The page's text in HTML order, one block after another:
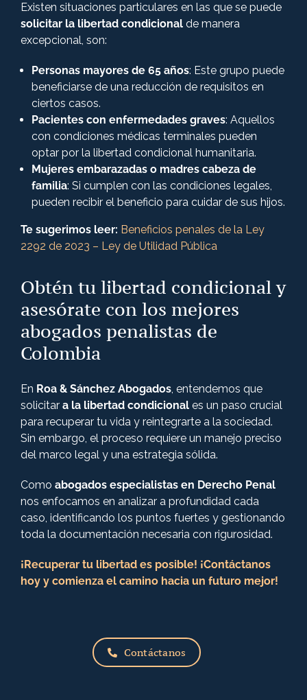
Existen situaciones particulares en las que se puede
solicitar la libertad condicional de manera
excepcional, son:
Personas mayores de 65 años: Este grupo puede
beneficiarse de una reducción de requisitos en
ciertos casos.
Pacientes con enfermedades graves: Aquellos
con condiciones médicas terminales pueden
optar por la libertad condicional humanitaria.
Mujeres embarazadas o madres cabeza de
familia: Si cumplen con las condiciones legales,
pueden recibir el beneficio para cuidar de sus hijos​.
Te sugerimos leer: Beneficios penales de la Ley
2292 de 2023 – Ley de Utilidad Pública
Obtén tu libertad condicional y
asesórate con los mejores
abogados penalistas de
Colombia
En Roa & Sánchez Abogados, entendemos que
solicitar a la libertad condicional es un paso crucial
para recuperar tu vida y reintegrarte a la sociedad.
Sin embargo, el proceso requiere un manejo preciso
del marco legal y una estrategia sólida.
Como abogados especialistas en Derecho Penal
nos enfocamos en analizar a profundidad cada
caso, identificando los puntos fuertes y gestionando
toda la documentación necesaria con rigurosidad.
¡Recuperar tu libertad es posible! ¡Contáctanos
hoy y comienza el camino hacia un futuro mejor!
Contáctanos